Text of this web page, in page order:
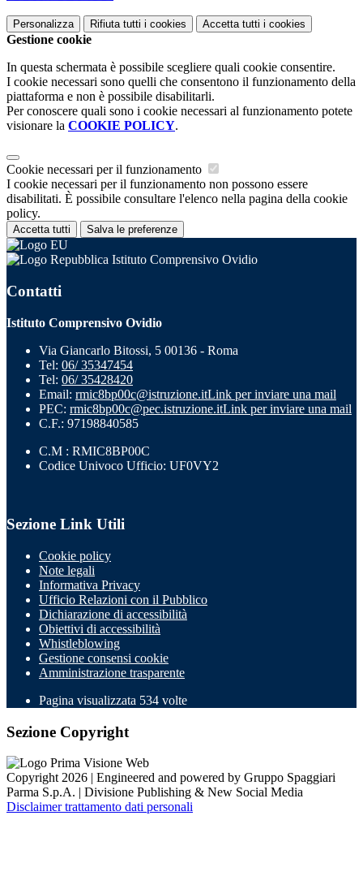
Personalizza Rifiuta tutti i cookies Accetta tutti i cookies
Gestione cookie
In questa schermata è possibile scegliere quali cookie consentire.
I cookie necessari sono quelli che consentono il funzionamento della
piattaforma e non è possibile disabilitarli.
Per conoscere quali sono i cookie necessari al funzionamento potete
visionare la COOKIE POLICY.
Cookie necessari per il funzionamento
I cookie necessari per il funzionamento non possono essere
disabilitati. È possibile consultare l'elenco nella pagina della cookie
policy.
Accetta tutti Salva le preferenze
Istituto Comprensivo Ovidio
Contatti
Istituto Comprensivo Ovidio
Via Giancarlo Bitossi, 5 00136 - Roma
Tel: 06/ 35347454
Tel: 06/ 35428420
Email: rmic8bp00c@istruzione.itLink per inviare una mail
PEC: rmic8bp00c@pec.istruzione.itLink per inviare una mail
C.F.: 97198840585
C.M : RMIC8BP00C
Codice Univoco Ufficio: UF0VY2
Sezione Link Utili
Cookie policy
Note legali
Informativa Privacy
Ufficio Relazioni con il Pubblico
Dichiarazione di accessibilità
Obiettivi di accessibilità
Whistleblowing
Gestione consensi cookie
Amministrazione trasparente
Pagina visualizzata 534 volte
Sezione Copyright
Copyright 2026 | Engineered and powered by Gruppo Spaggiari
Parma S.p.A. | Divisione Publishing & New Social Media
Disclaimer trattamento dati personali